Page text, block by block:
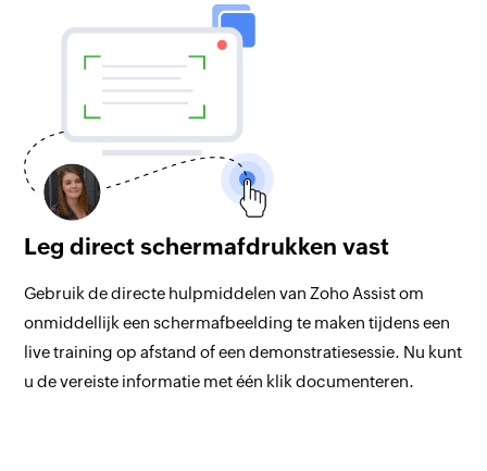
Leg direct schermafdrukken vast
Gebruik de directe hulpmiddelen van Zoho Assist om
onmiddellijk een schermafbeelding te maken tijdens een
live training op afstand of een demonstratiesessie. Nu kunt
u de vereiste informatie met één klik documenteren.